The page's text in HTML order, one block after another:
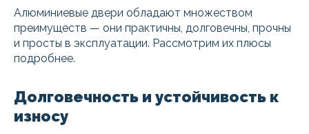
Алюминиевые двери обладают множеством
преимуществ — они практичны, долговечны, прочны
и просты в эксплуатации. Рассмотрим их плюсы
подробнее.
Долговечность и устойчивость к
износу